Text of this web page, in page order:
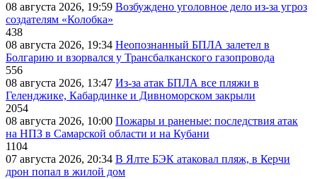
08 августа 2026, 19:59 Возбуждено уголовное дело из-за угроз
создателям «Колобка»
438
08 августа 2026, 19:34 Неопознанный БПЛА залетел в
Болгарию и взорвался у Трансбалканского газопровода
556
08 августа 2026, 13:47 Из-за атак БПЛА все пляжи в
Геленджике, Кабардинке и Дивноморском закрыли
2054
08 августа 2026, 10:00 Пожары и раненые: последствия атак
на НПЗ в Самарской области и на Кубани
1104
07 августа 2026, 20:34 В Ялте БЭК атаковал пляж, в Керчи
дрон попал в жилой дом